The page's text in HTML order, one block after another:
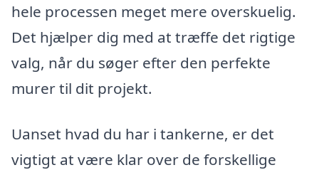
hele processen meget mere overskuelig.
Det hjælper dig med at træffe det rigtige
valg, når du søger efter den perfekte
murer til dit projekt.
Uanset hvad du har i tankerne, er det
vigtigt at være klar over de forskellige